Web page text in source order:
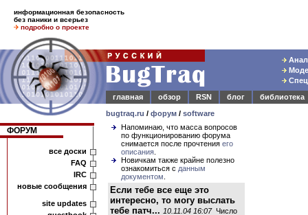
информационная безопасность
без паники и всерьез
подробно о проекте
главная
обзор RSN блог
библиотека
bugtraq.ru / форум / software
ФОРУМ
все доски
FAQ
IRC
новые сообщения
site updates
Напоминаю, что масса вопросов
по функционированию форума
снимается после прочтения его
описания
Новичкам также крайне полезно
ознакомиться с данным
документом
Если тебе все еще это
интересно, то могу выслать
тебе патч... 10.11.04 16:07Число